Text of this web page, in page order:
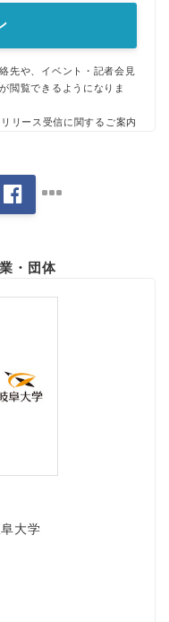
先や、イベント・記者会見
閲覧できるようになりま
リース受信に関するご案内
・団体
大学